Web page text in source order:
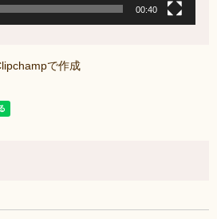
00:40
で作成